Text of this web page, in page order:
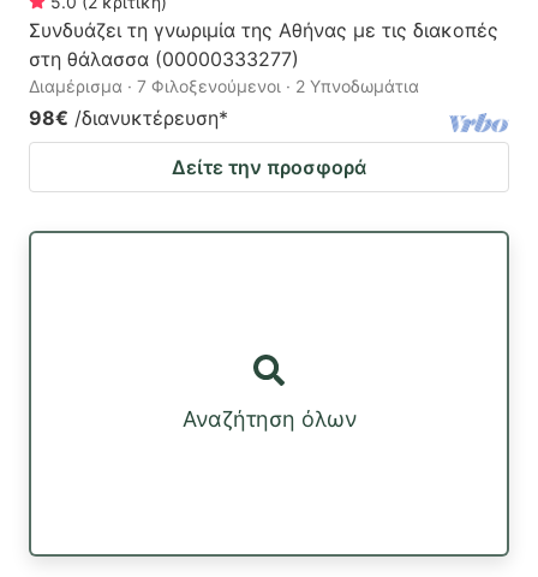
Συνδυάζει τη γνωριμία της Αθήνας με τις διακοπές
στη θάλασσα (00000333277)
Διαμέρισμα · 7 Φιλοξενούμενοι · 2 Υπνοδωμάτια
98€ /διανυκτέρευση*
Δείτε την προσφορά
Αναζήτηση όλων